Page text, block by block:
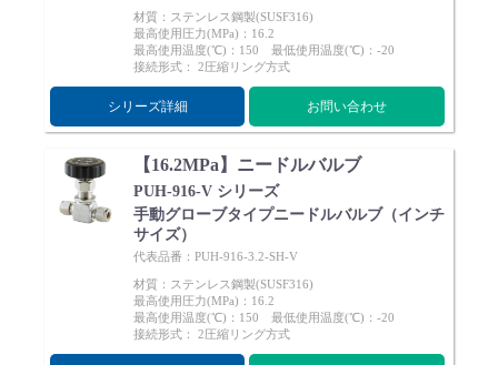
材質：ステンレス鋼製(SUSF316)
最高使用圧力(MPa)：16.2
最高使用温度(℃)：150 最低使用温度(℃)：-20
接続形式： 2圧縮リング方式
シリーズ詳細 お問い合わせ
【16.2MPa】ニードルバルブ
PUH-916-V シリーズ
手動グローブタイプニードルバルブ（インチ
サイズ）
代表品番：PUH-916-3.2-SH-V
材質：ステンレス鋼製(SUSF316)
最高使用圧力(MPa)：16.2
最高使用温度(℃)：150 最低使用温度(℃)：-20
接続形式： 2圧縮リング方式